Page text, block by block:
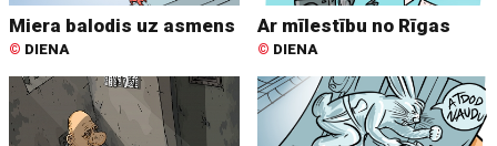
Miera balodis uz asmens
© DIENA
Ar mīlestību no Rīgas
© DIENA